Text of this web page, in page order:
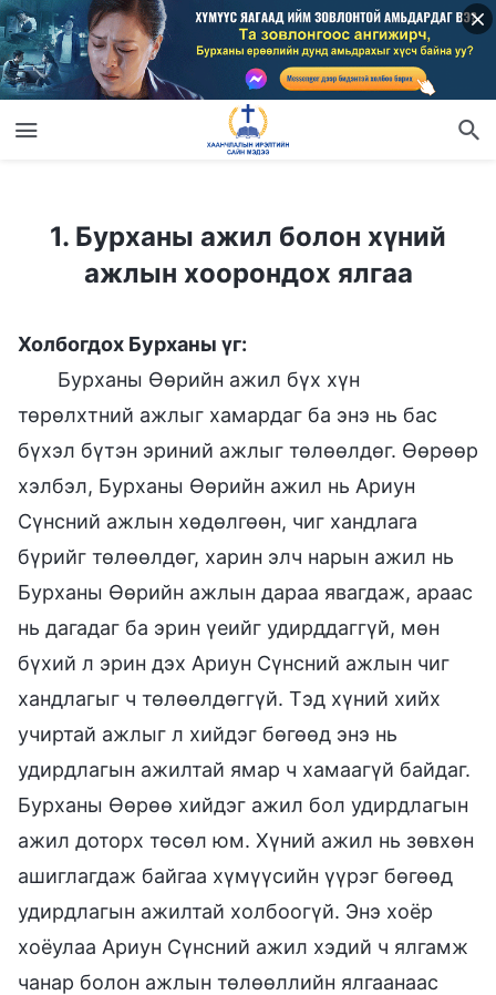
1. Бурханы ажил болон хүний
ажлын хоорондох ялгаа
Холбогдох Бурханы үг:
Бурханы Өөрийн ажил бүх хүн
төрөлхтний ажлыг хамардаг ба энэ нь бас
бүхэл бүтэн эриний ажлыг төлөөлдөг. Өөрөөр
хэлбэл, Бурханы Өөрийн ажил нь Ариун
Сүнсний ажлын хөдөлгөөн, чиг хандлага
бүрийг төлөөлдөг, харин элч нарын ажил нь
Бурханы Өөрийн ажлын дараа явагдаж, араас
нь дагадаг ба эрин үеийг удирддаггүй, мөн
бүхий л эрин дэх Ариун Сүнсний ажлын чиг
хандлагыг ч төлөөлдөггүй. Тэд хүний хийх
учиртай ажлыг л хийдэг бөгөөд энэ нь
удирдлагын ажилтай ямар ч хамаагүй байдаг.
Бурханы Өөрөө хийдэг ажил бол удирдлагын
ажил доторх төсөл юм. Хүний ажил нь зөвхөн
ашиглагдаж байгаа хүмүүсийн үүрэг бөгөөд
удирдлагын ажилтай холбоогүй. Энэ хоёр
хоёулаа Ариун Сүнсний ажил хэдий ч ялгамж
чанар болон ажлын төлөөллийн ялгаанаас